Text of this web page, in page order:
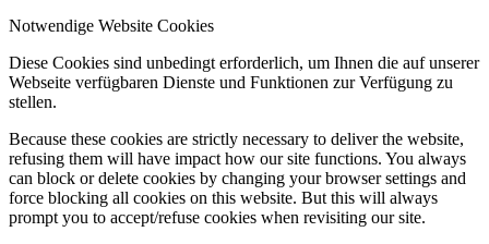
Notwendige Website Cookies
Diese Cookies sind unbedingt erforderlich, um Ihnen die auf unserer
Webseite verfügbaren Dienste und Funktionen zur Verfügung zu
stellen.
Because these cookies are strictly necessary to deliver the website,
refusing them will have impact how our site functions. You always
can block or delete cookies by changing your browser settings and
force blocking all cookies on this website. But this will always
prompt you to accept/refuse cookies when revisiting our site.